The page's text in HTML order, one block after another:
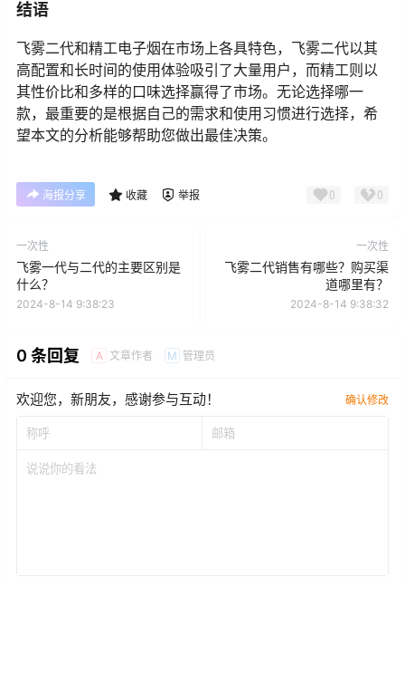
结语
飞雾二代和精工电子烟在市场上各具特色，飞雾二代以其
高配置和长时间的使用体验吸引了大量用户，而精工则以
其性价比和多样的口味选择赢得了市场。无论选择哪一
款，最重要的是根据自己的需求和使用习惯进行选择，希
望本文的分析能够帮助您做出最佳决策。
海报分享 收藏 举报 0 0
一次性
飞雾一代与二代的主要区别是
什么？
2024-8-14 9:38:23
一次性
飞雾二代销售有哪些？购买渠
道哪里有？
2024-8-14 9:38:32
0 条回复 A 文章作者 M 管理员
欢迎您，新朋友，感谢参与互动！ 确认修改